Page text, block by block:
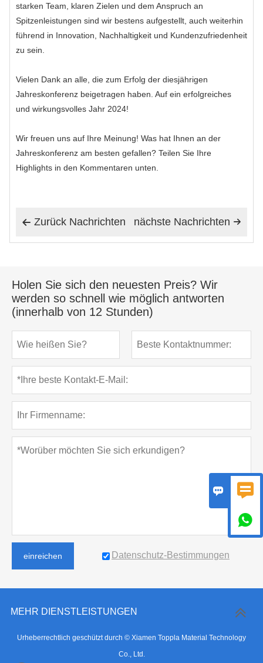
starken Team, klaren Zielen und dem Anspruch an
Spitzenleistungen sind wir bestens aufgestellt, auch weiterhin
führend in Innovation, Nachhaltigkeit und Kundenzufriedenheit
zu sein.
Vielen Dank an alle, die zum Erfolg der diesjährigen
Jahreskonferenz beigetragen haben. Auf ein erfolgreiches
und wirkungsvolles Jahr 2024!
Wir freuen uns auf Ihre Meinung! Was hat Ihnen an der
Jahreskonferenz am besten gefallen? Teilen Sie Ihre
Highlights in den Kommentaren unten.
 Zurück Nachrichten 
nächste Nachrichten
Holen Sie sich den neuesten Preis? Wir
werden so schnell wie möglich antworten
(innerhalb von 12 Stunden)
einreichen Datenschutz-Bestimmungen
MEHR DIENSTLEISTUNGEN
Urheberrechtlich geschützt durch © Xiamen Toppla Material Technology
Co., Ltd.
 
